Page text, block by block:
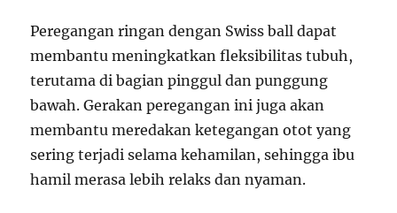
Peregangan ringan dengan Swiss ball dapat
membantu meningkatkan fleksibilitas tubuh,
terutama di bagian pinggul dan punggung
bawah. Gerakan peregangan ini juga akan
membantu meredakan ketegangan otot yang
sering terjadi selama kehamilan, sehingga ibu
hamil merasa lebih relaks dan nyaman.